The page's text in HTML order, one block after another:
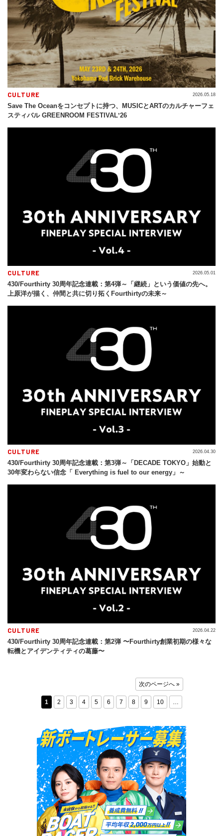
CULTURE
Save The Oceanをコンセプトに持つ、MUSICとARTのカルチャーフェ
スティバル GREENROOM FESTIVALʼ26
2026.05.18
CULTURE
430/Fourthirty 30周年記念連載：第4弾～「継続」という価値の先へ。
上原洋が描く、仲間と共に切り拓くFourthirtyの未来～
2026.05.01
CULTURE
430/Fourthirty 30周年記念連載：第3弾～「DECADE TOKYO」始動と
30年変わらない信念「 Everything is fuel to our energy」～
2026.04.30
CULTURE
430/Fourthirty 30周年記念連載：第2弾 〜Fourthirty創業初期の様々な
転機とアイデンティティの葛藤〜
2026.04.22
1 2 3 4 5 6 7 8 9 10
次のページへ »